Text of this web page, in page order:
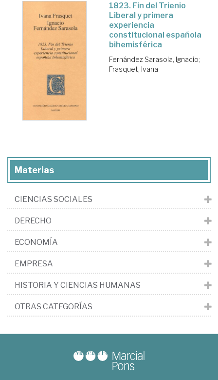
1823. Fin del Trienio
Liberal y primera
experiencia
constitucional española
bihemisférica
Fernández Sarasola, Ignacio;
Frasquet, Ivana
Materias
CIENCIAS SOCIALES
DERECHO
ECONOMÍA
EMPRESA
HISTORIA Y CIENCIAS HUMANAS
OTRAS CATEGORÍAS